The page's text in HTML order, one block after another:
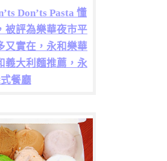
Don’ts Pasta 懂
被評為樂華夜市平
又實在，永和樂華
義大利麵推薦，永
餐廳